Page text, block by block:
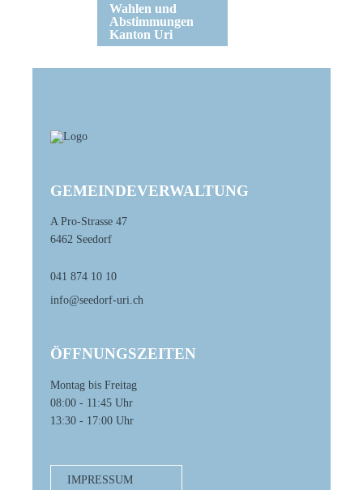
Wahlen und
Abstimmungen
Kanton Uri
GEMEINDEVERWALTUNG
A Pro-Strasse 47
6462 Seedorf
041 874 10 10
info@seedorf-uri.ch
ÖFFNUNGSZEITEN
Montag bis Freitag
08:00 - 11:45 Uhr
13:30 - 17:00 Uhr
IMPRESSUM